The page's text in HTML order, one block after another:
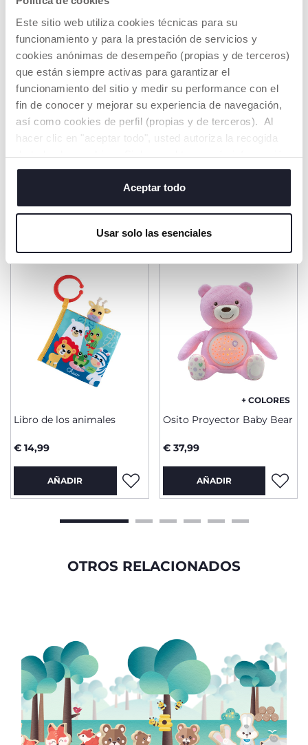
Este sitio web utiliza cookies técnicas para su
funcionamiento y para la prestación de servicios y
cookies anónimas de desempeño (propias y de terceros)
que están siempre activas para garantizar el
funcionamiento del sitio y medir su performance con el
fin de conocer y mejorar su experiencia de navegación,
así como cookies de perfil (propias y de terceros). Al
hacer clic en "aceptar todo", usted autoriza la recogida
de todas las cookies. Si desea obtener más información
o cambiar o revocar el consentimiento de todas o
algunas cookies, haga clic en "mostrar detalles". Al
cerrar este banner, usted consiente en utilizar
servicio solicitado.
Aceptar todo
Usar solo las esenciales
Consigue 10€ de descuento para tu compra online
Acepto los términos de política de privacidad
PRODUCTOS QUE TE PUEDEN
INTERESAR
Libro de los animales
€ 14,99
AÑADIR
+ COLORES
Osito Proyector Baby Bear
€ 37,99
AÑADIR
OTROS RELACIONADOS